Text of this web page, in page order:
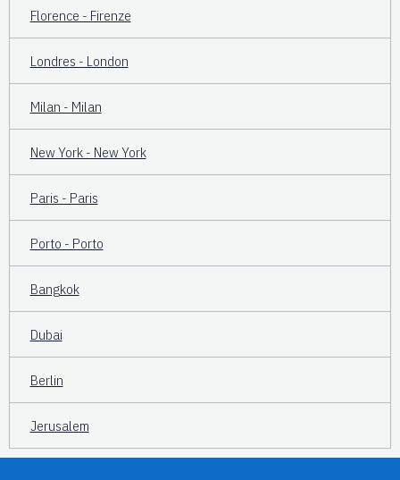
Florence - Firenze
Londres - London
Milan - Milan
New York - New York
Paris - Paris
Porto - Porto
Bangkok
Dubai
Berlin
Jerusalem